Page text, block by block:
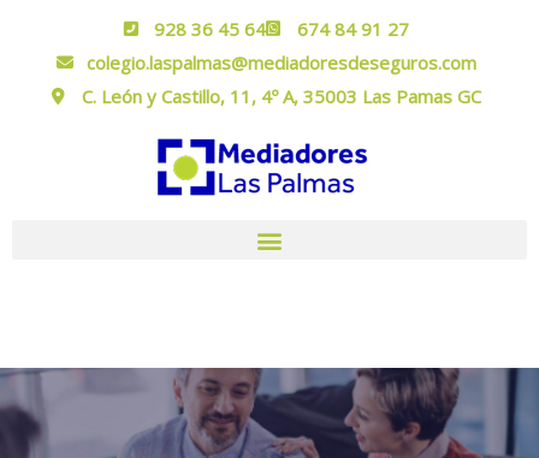
928 36 45 64
674 84 91 27
colegio.laspalmas@mediadoresdeseguros.com
C. León y Castillo, 11, 4º A, 35003 Las Pamas GC